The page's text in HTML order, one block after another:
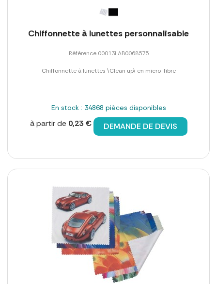
Chiffonnette à lunettes personnalisable
Référence 00013LAB0068575
Chiffonnette à lunettes \Clean up\ en micro-fibre
En stock : 34868 pièces disponibles
à partir de 0,23 € DEMANDE DE DEVIS